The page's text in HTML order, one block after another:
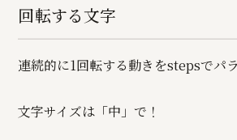
回転する文字
連続的に1回転する動きをstepsでパ
文字サイズは「中 」で！